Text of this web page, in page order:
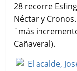
28 recorre
Néctar y
´más
Cañaveral).